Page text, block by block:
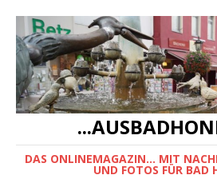
DAS ONLINEMAGAZIN... MIT
UND FOTOS FÜR BAD